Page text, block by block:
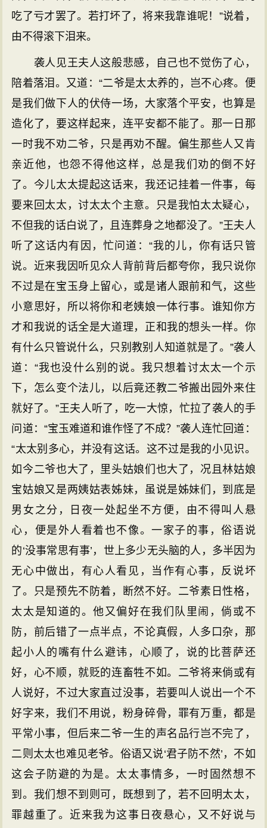
吃了亏才罢了。若打坏了，将来我靠谁呢！”说着，
由不得滚下泪来。
袭人见王夫人这般悲感，自己也不觉伤了心，
陪着落泪。又道：“二爷是太太养的，岂不心疼。便
是我们做下人的伏侍一场，大家落个平安，也算是
造化了，要这样起来，连平安都不能了。那一日那
一时我不劝二爷，只是再劝不醒。偏生那些人又肯
亲近他，也怨不得他这样，总是我们劝的倒不好
了。今儿太太提起这话来，我还记挂着一件事，每
要来回太太，讨太太个主意。只是我怕太太疑心，
不但我的话白说了，且连葬身之地都没了。”王夫人
听了这话内有因，忙问道：“我的儿，你有话只管
说。近来我因听见众人背前背后都夸你，我只说你
不过是在宝玉身上留心，或是诸人跟前和气，这些
小意思好，所以将你和老姨娘一体行事。谁知你方
才和我说的话全是大道理，正和我的想头一样。你
有什么只管说什么，只别教别人知道就是了。”袭人
道：“我也没什么别的说。我只想着讨太太一个示
下，怎么变个法儿，以后竟还教二爷搬出园外来住
就好了。”王夫人听了，吃一大惊，忙拉了袭人的手
问道：“宝玉难道和谁作怪了不成？”袭人连忙回道：
“太太别多心，并没有这话。这不过是我的小见识。
如今二爷也大了，里头姑娘们也大了，况且林姑娘
宝姑娘又是两姨姑表姊妹，虽说是姊妹们，到底是
男女之分，日夜一处起坐不方便，由不得叫人悬
心，便是外人看着也不像。一家子的事，俗语说
的‘没事常思有事’，世上多少无头脑的人，多半因为
无心中做出，有心人看见，当作有心事，反说坏
了。只是预先不防着，断然不好。二爷素日性格，
太太是知道的。他又偏好在我们队里闹，倘或不
防，前后错了一点半点，不论真假，人多口杂，那
起小人的嘴有什么避讳，心顺了，说的比菩萨还
好，心不顺，就贬的连畜牲不如。二爷将来倘或有
人说好，不过大家直过没事，若要叫人说出一个不
好字来，我们不用说，粉身碎骨，罪有万重，都是
平常小事，但后来二爷一生的声名品行岂不完了，
二则太太也难见老爷。俗语又说‘君子防不然’，不如
这会子防避的为是。太太事情多，一时固然想不
到。我们想不到则可，既想到了，若不回明太太，
罪越重了。近来我为这事日夜悬心，又不好说与